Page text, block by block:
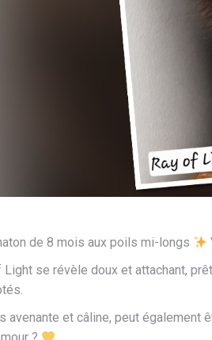
de 8 mois aux poils mi-longs
se révèle doux et attachant,
avenante et câline, peut également